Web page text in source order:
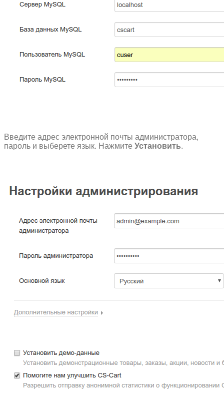
Введите адрес электронной почты администратора,
пароль и выберете язык. Нажмите Установить.